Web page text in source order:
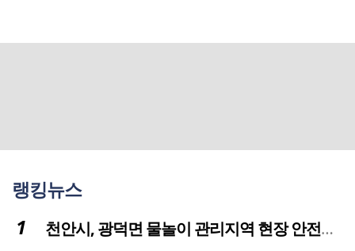
랭킹뉴스
천안시, 광덕면 물놀이 관리지역 현장 안전점검 실시